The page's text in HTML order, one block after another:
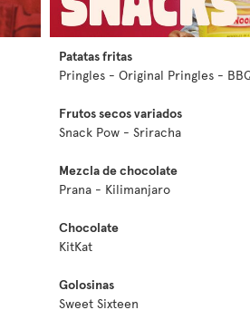
Patatas fritas
Pringles - Original Pringles -
Frutos secos variados
Snack Pow - Sriracha
Mezcla de chocolate
Prana - Kilimanjaro
Chocolate
KitKat
Golosinas
Sweet Sixteen